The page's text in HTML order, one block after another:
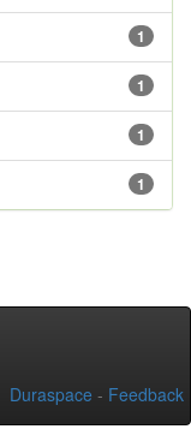
1
1
1
1
Duraspace - Feedback